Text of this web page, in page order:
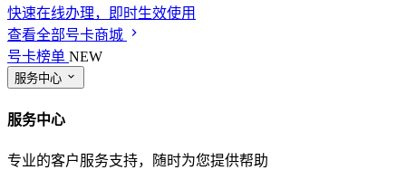
快速在线办理，即时生效使用
查看全部号卡商城
号卡榜单 NEW
服务中心
服务中心
专业的客户服务支持，随时为您提供帮助